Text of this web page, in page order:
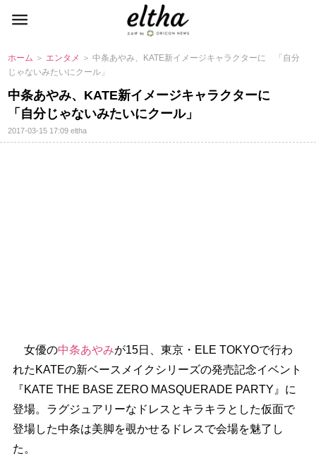
ホーム ＞ エンタメ ＞ 中条あやみ、KATE新イメージキャラクターに 「自分
じゃないみたいにクール」
中条あやみ、KATE新イメージキャラクターに
「自分じゃないみたいにクール」
2017-03-15 17:09eltha
女優の中条あやみが15日、東京・ELE TOKYOで行わ
れたKATEの新ベースメイクシリーズの発売記念イベント
『KATE THE BASE ZERO MASQUERADE PARTY』に
登場。ラグジュアリーなドレスとキラキラとした仮面で
登場した中条は美脚を覗かせるドレスで会場を魅了し
た。